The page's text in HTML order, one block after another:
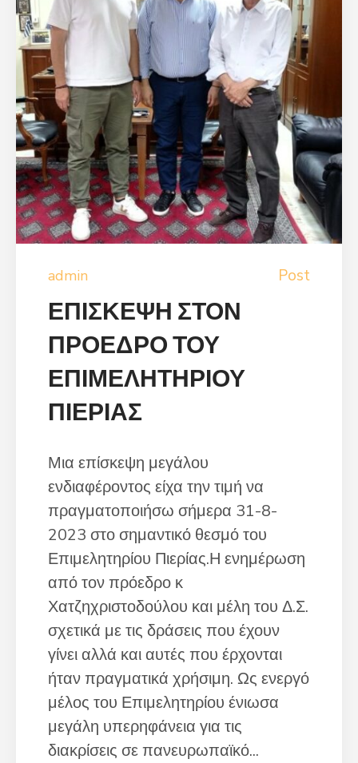
admin Post
ΕΠΙΣΚΕΨΗ ΣΤΟΝ
ΠΡΟΕΔΡΟ ΤΟΥ
ΕΠΙΜΕΛΗΤΗΡΙΟΥ
ΠΙΕΡΙΑΣ
Μια επίσκεψη μεγάλου
ενδιαφέροντος είχα την τιμή να
πραγματοποιήσω σήμερα 31-8-
2023 στο σημαντικό θεσμό του
Επιμελητηρίου Πιερίας.Η ενημέρωση
από τον πρόεδρο κ
Χατζηχριστοδούλου και μέλη του Δ.Σ.
σχετικά με τις δράσεις που έχουν
γίνει αλλά και αυτές που έρχονται
ήταν πραγματικά χρήσιμη. Ως ενεργό
μέλος του Επιμελητηρίου ένιωσα
μεγάλη υπερηφάνεια για τις
διακρίσεις σε πανευρωπαϊκό...